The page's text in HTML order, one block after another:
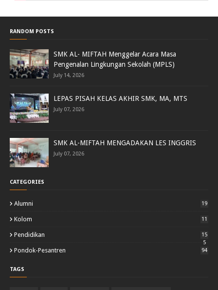
RANDOM POSTS
SMK AL- MIFTAH Menggelar Acara Masa
Pengenalan Lingkungan Sekolah (MPLS)
July 14, 2026
LEPAS PISAH KELAS AKHIR SMK, MA, MTS
July 07, 2026
SMK AL-MIFTAH MENGADAKAN LES INGGRIS
July 07, 2026
CATEGORIES
Alumni 19
Kolom 11
Pendidikan
15
5
Pondok-Pesantren 94
TAGS